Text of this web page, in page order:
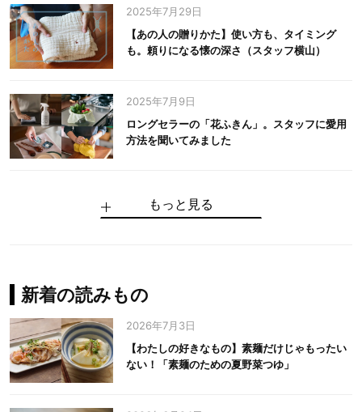
2025年7月29日
【あの人の贈りかた】使い方も、タイミング
も。頼りになる懐の深さ（スタッフ横山）
2025年7月9日
ロングセラーの「花ふきん」。スタッフに愛用
方法を聞いてみました
手仕事だからできる“いいもの”を作り続ける。
麻の老舗が届けたい、麻の魅力をのせた衣「中
中川政七商店の謎を解く、6つの問いと1つの答
100年先の日本に工芸があるように。中川政七
中川政七商店スタッフが綴る「今日も、土鍋ま
【わたしの好きなもの】素麺だけじゃもったい
もっと見る
新着の読みもの
2026年7月3日
【わたしの好きなもの】素麺だけじゃもったい
ない！「素麺のための夏野菜つゆ」